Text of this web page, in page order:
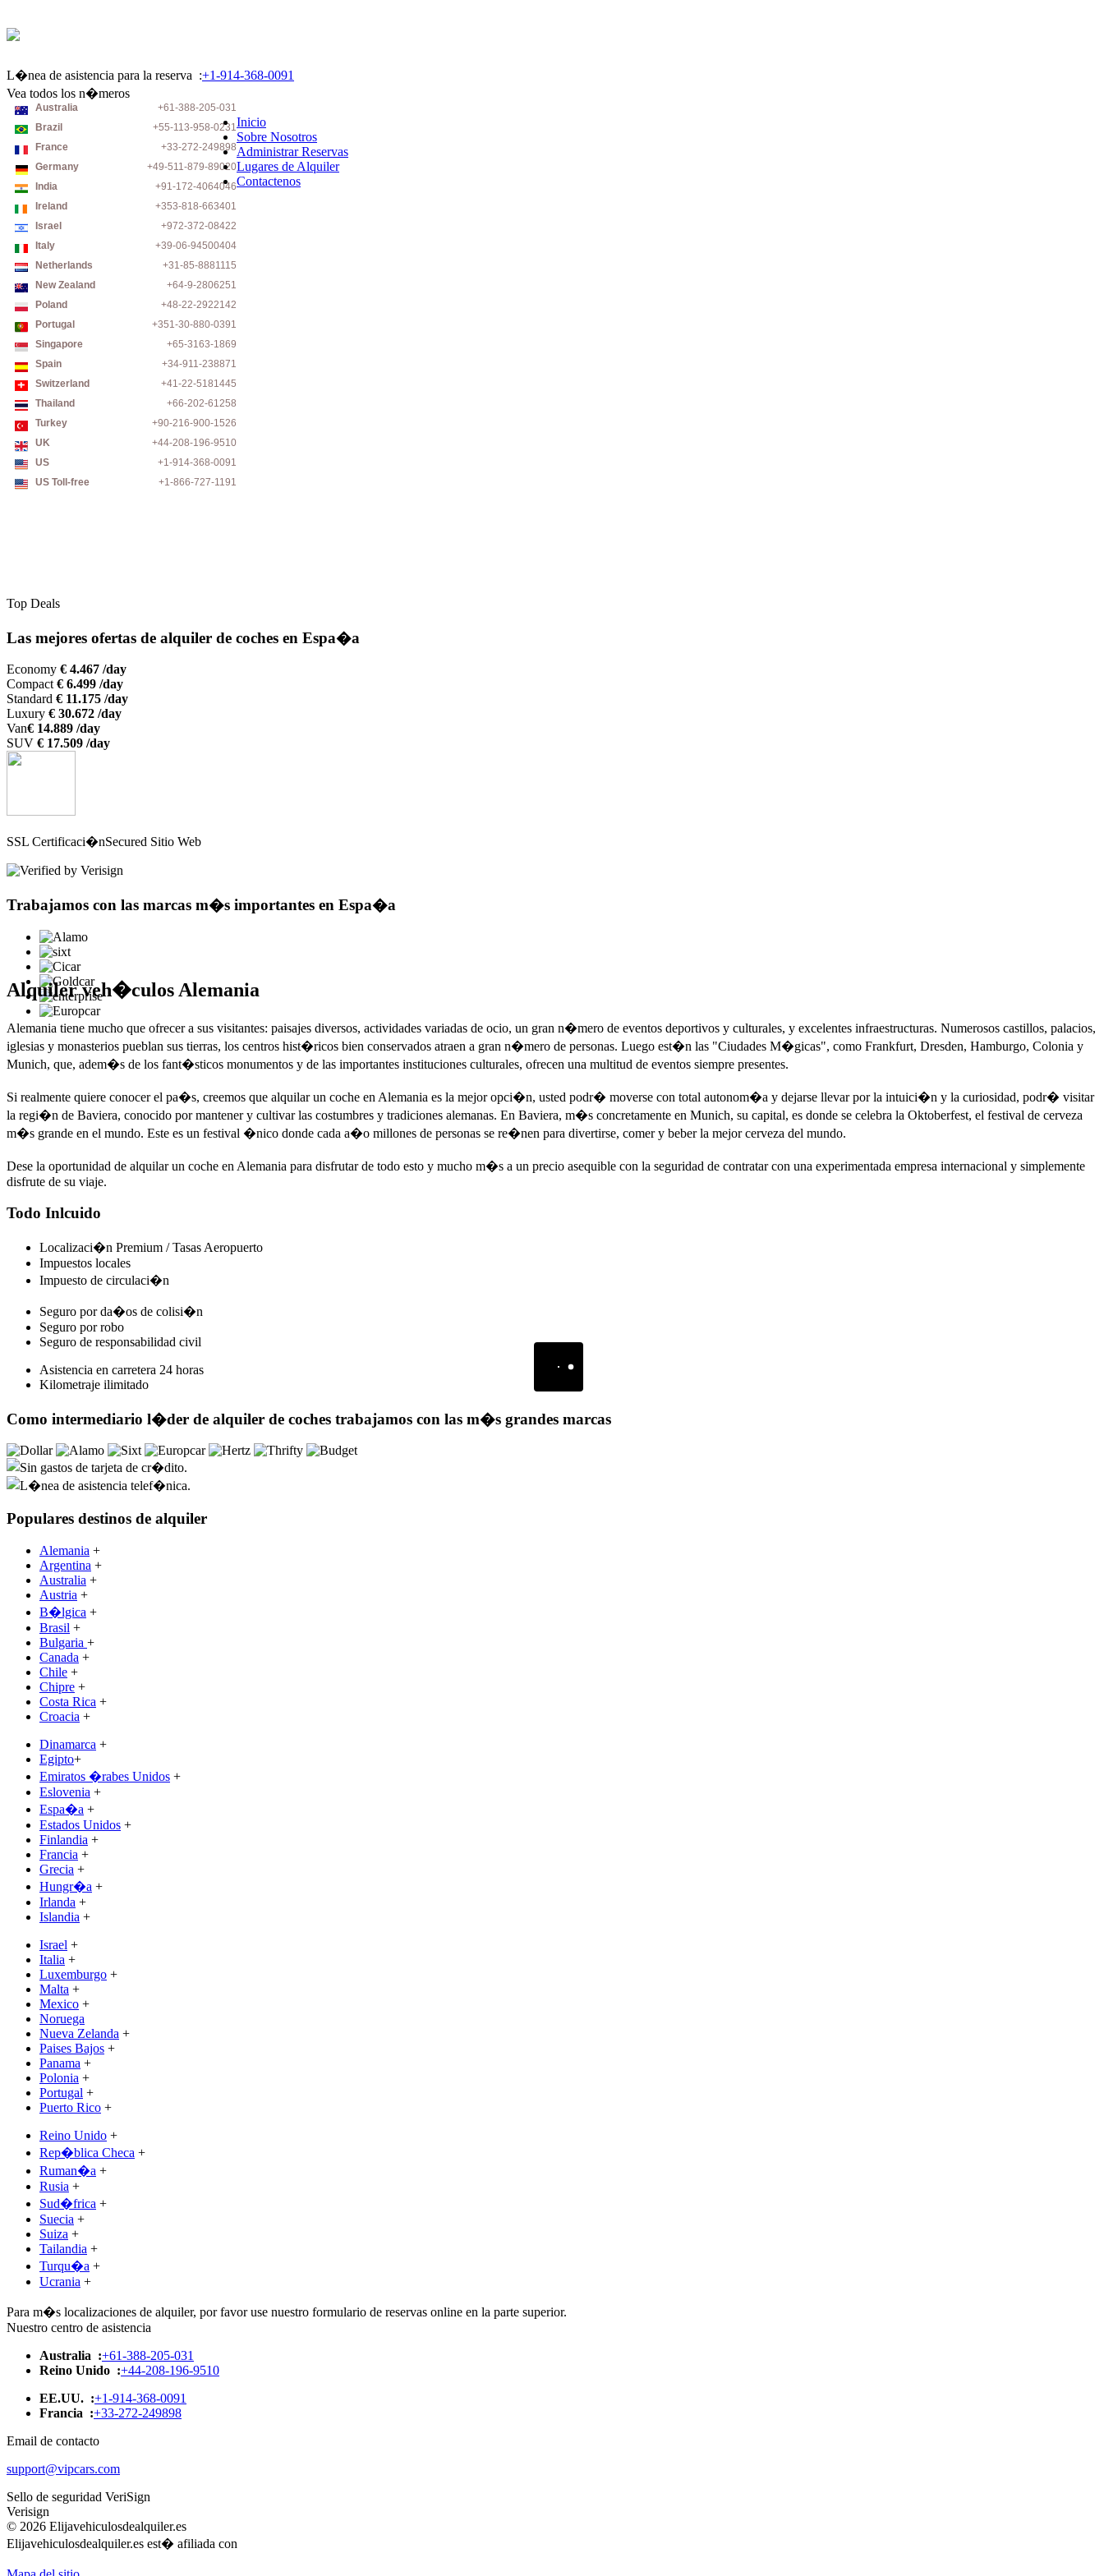
L�nea de asistencia para la reserva :+1-914-368-0091
Vea todos los n�meros
Australia
+61-388-205-031
Brazil
+55-113-958-0231
France
+33-272-249898
Germany
+49-511-879-89020
India
+91-172-4064046
Ireland
+353-818-663401
Israel
+972-372-08422
Italy
+39-06-94500404
Netherlands
+31-85-8881115
New Zealand
+64-9-2806251
Poland
+48-22-2922142
Portugal
+351-30-880-0391
Singapore
+65-3163-1869
Spain
+34-911-238871
Switzerland
+41-22-5181445
Thailand
+66-202-61258
Turkey
+90-216-900-1526
UK
+44-208-196-9510
US
+1-914-368-0091
US Toll-free
+1-866-727-1191
Inicio
Sobre Nosotros
Administrar Reservas
Lugares de Alquiler
Contactenos
Top Deals
Las mejores ofertas de alquiler de coches en Espa�a
Economy € 4.467 /day
Compact € 6.499 /day
Standard € 11.175 /day
Luxury € 30.672 /day
Van€ 14.889 /day
SUV € 17.509 /day
SSL Certificaci�nSecured Sitio Web
Trabajamos con las marcas m�s importantes en Espa�a
Alquiler veh�culos Alemania
Alemania tiene mucho que ofrecer a sus visitantes: paisajes diversos, actividades variadas de ocio, un gran n�mero de eventos deportivos y culturales, y excelentes infraestructuras. Numerosos castillos, palacios,
iglesias y monasterios pueblan sus tierras, los centros hist�ricos bien conservados atraen a gran n�mero de personas. Luego est�n las "Ciudades M�gicas", como Frankfurt, Dresden, Hamburgo, Colonia y
Munich, que, adem�s de los fant�sticos monumentos y de las importantes instituciones culturales, ofrecen una multitud de eventos siempre presentes.
Si realmente quiere conocer el pa�s, creemos que alquilar un coche en Alemania es la mejor opci�n, usted podr� moverse con total autonom�a y dejarse llevar por la intuici�n y la curiosidad, podr� visitar
la regi�n de Baviera, conocido por mantener y cultivar las costumbres y tradiciones alemanas. En Baviera, m�s concretamente en Munich, su capital, es donde se celebra la Oktoberfest, el festival de cerveza
m�s grande en el mundo. Este es un festival �nico donde cada a�o millones de personas se re�nen para divertirse, comer y beber la mejor cerveza del mundo.
Dese la oportunidad de alquilar un coche en Alemania para disfrutar de todo esto y mucho m�s a un precio asequible con la seguridad de contratar con una experimentada empresa internacional y simplemente
disfrute de su viaje.
Todo Inlcuido
Localizaci�n Premium / Tasas Aeropuerto
Impuestos locales
Impuesto de circulaci�n
Seguro por da�os de colisi�n
Seguro por robo
Seguro de responsabilidad civil
Asistencia en carretera 24 horas
Kilometraje ilimitado
Como intermediario l�der de alquiler de coches trabajamos con las m�s grandes marcas
Populares destinos de alquiler
Alemania +
Argentina +
Australia +
Austria +
B�lgica +
Brasil +
Bulgaria +
Canada +
Chile +
Chipre +
Costa Rica +
Croacia +
Dinamarca +
Egipto+
Emiratos �rabes Unidos +
Eslovenia +
Espa�a +
Estados Unidos +
Finlandia +
Francia +
Grecia +
Hungr�a +
Irlanda +
Islandia +
Israel +
Italia +
Luxemburgo +
Malta +
Mexico +
Noruega
Nueva Zelanda +
Paises Bajos +
Panama +
Polonia +
Portugal +
Puerto Rico +
Reino Unido +
Rep�blica Checa +
Ruman�a +
Rusia +
Sud�frica +
Suecia +
Suiza +
Tailandia +
Turqu�a +
Ucrania +
Para m�s localizaciones de alquiler, por favor use nuestro formulario de reservas online en la parte superior.
Nuestro centro de asistencia
Australia :+61-388-205-031
Reino Unido :+44-208-196-9510
EE.UU. :+1-914-368-0091
Francia :+33-272-249898
Email de contacto
support@vipcars.com
Sello de seguridad VeriSign
Verisign
© 2026 Elijavehiculosdealquiler.es
Elijavehiculosdealquiler.es est� afiliada con